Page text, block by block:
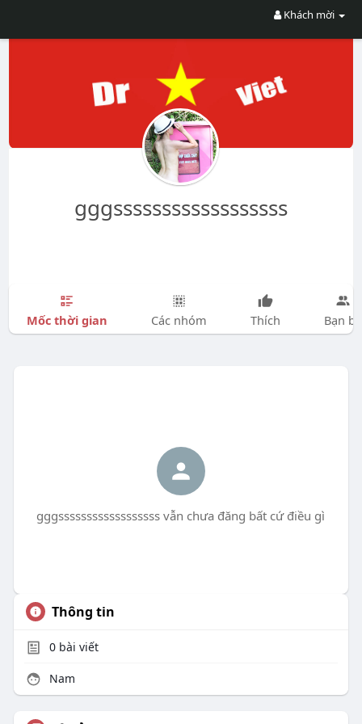
Khách mời
gggssssssssssssssssss
Mốc thời gian Các nhóm Thích Bạn bè
gggssssssssssssssssss vẫn chưa đăng bất cứ điều gì
Thông tin
0bài viết
Nam